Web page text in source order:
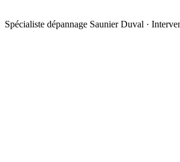
Spécialiste dépannage Saunier Duval ·